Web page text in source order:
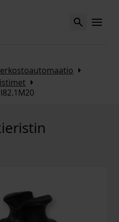
Search MENU
Arrow_right
Arrow_right